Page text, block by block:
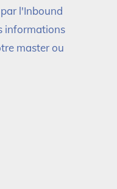
l'Inbound
informations
master ou